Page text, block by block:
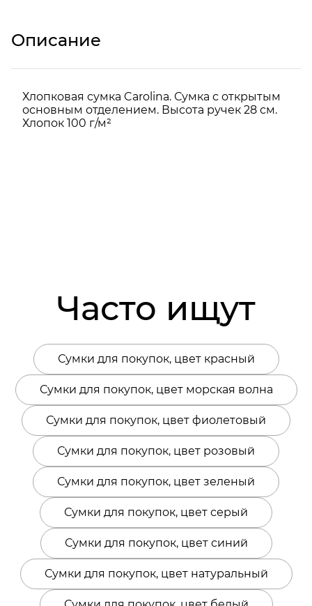
Описание
Хлопковая сумка Carolina. Сумка с открытым
основным отделением. Высота ручек 28 см.
Хлопок 100 г/м²
Часто ищут
Сумки для покупок, цвет красный
Сумки для покупок, цвет морская волна
Сумки для покупок, цвет фиолетовый
Сумки для покупок, цвет розовый
Сумки для покупок, цвет зеленый
Сумки для покупок, цвет серый
Сумки для покупок, цвет синий
Сумки для покупок, цвет натуральный